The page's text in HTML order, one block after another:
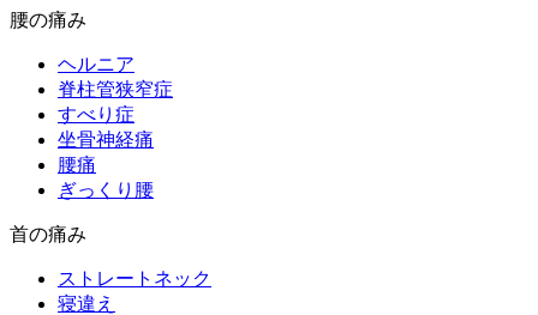
腰の痛み
ヘルニア
脊柱管狭窄症
すべり症
坐骨神経痛
腰痛
ぎっくり腰
首の痛み
ストレートネック
寝違え